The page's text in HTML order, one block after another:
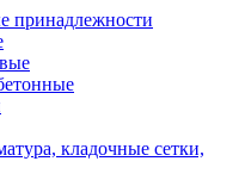
принадлежности